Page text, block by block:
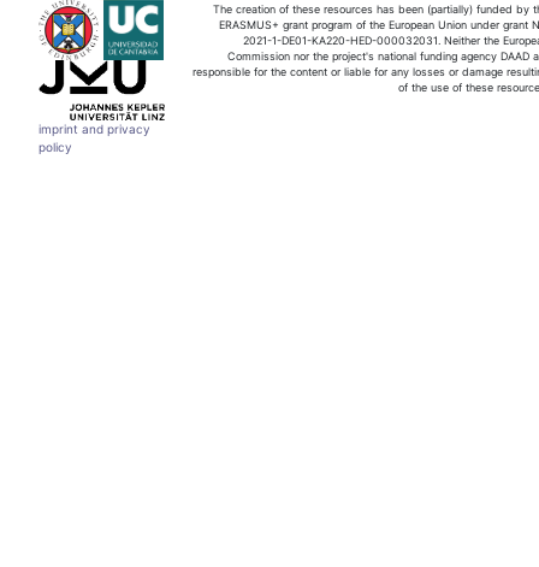
imprint and privacy
policy
The creation of these resources has been (partially) funded by
ERASMUS+ grant program of the European Union under grant
2021-1-DE01-KA220-HED-000032031. Neither the
Commission nor the project's national funding agency DAAD
responsible for the content or liable for any losses or damage
of the use of these